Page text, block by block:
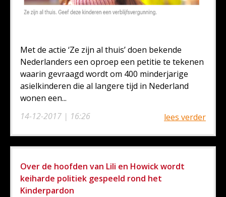
14-12-2017 | 16:26
Met de actie ‘Ze zijn al thuis’ doen bekende
Nederlanders een oproep een petitie te tekenen
waarin gevraagd wordt om 400 minderjarige
asielkinderen die al langere tijd in Nederland
wonen een...
lees verder
Over de hoofden van Lili en Howick wordt
keiharde politiek gespeeld rond het
Kinderpardon